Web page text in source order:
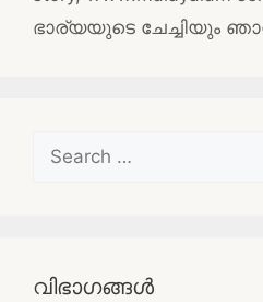
ഭാര്യയുടെ ചേച്ചിയും
Search
for:
വിഭാഗങ്ങൾ